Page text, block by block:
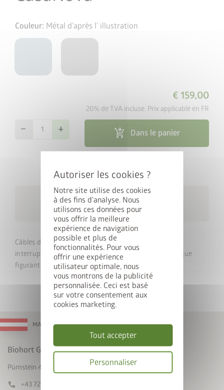
Notre site utilise des cookies
à des fins d'analyse. Nous
utilisons ces données pour
vous offrir la meilleure
expérience de navigation
possible et plus de
fonctionnalités. Pour vous
offrir une expérience
utilisateur optimale, nous
vous montrons de la publicité
personnalisée. Ceci est basé
sur votre consentement aux
cookies marketing.
Tout accepter
Personnaliser
Couleur: Métal d’après l’ illustration
€ 159,00
20% de TVA incluse. Prix applicable en FR
remove add add_shopping_cart Dans le panier
map_search Outil de recherche de revendeurs
local_shipping
Livraison gratuite dans un
délai de 4 semaines
Câbles dissimulés discrètement, montage simple des
interrupteurs et des prises (sans l’ équipement électrique
figurant sur l’ illustration).
MADE IN AUSTRIA
Biohort GmbH
Pürnstein 43, A-4120 Neufelden
call +43 7282 / 7788 0
cancel
Gagnez une StyleBox
Inscrivez-vous dès maintenant à notre newsletter pour
participer automatiquement au tirage au sort.
Je déclare accepter lesDispositions en
matière de confidentialité
Par la présente, j'accepte les
conditions
de participation au concours.
* = Champ obligatoire